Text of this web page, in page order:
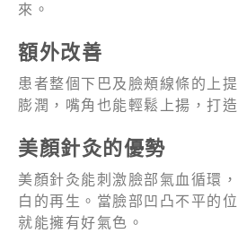
來。
額外改善
患者整個下巴及臉頰線條的上
膨潤，嘴角也能輕鬆上揚，打
美顏針灸的優勢
美顏針灸能刺激臉部氣血循環
白的再生。當臉部凹凸不平的
就能擁有好氣色。